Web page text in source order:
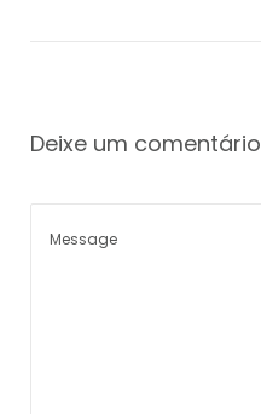
Deixe um comentário